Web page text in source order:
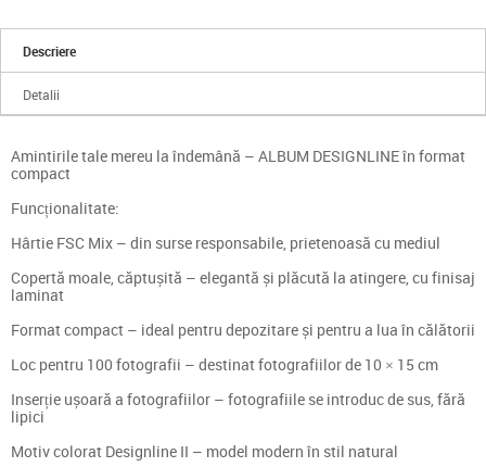
Descriere
Detalii
Amintirile tale mereu la îndemână – ALBUM DESIGNLINE în format
compact
Funcționalitate:
Hârtie FSC Mix – din surse responsabile, prietenoasă cu mediul
Copertă moale, căptușită – elegantă și plăcută la atingere, cu finisaj
laminat
Format compact – ideal pentru depozitare și pentru a lua în călătorii
Loc pentru 100 fotografii – destinat fotografiilor de 10 × 15 cm
Inserție ușoară a fotografiilor – fotografiile se introduc de sus, fără
lipici
Motiv colorat Designline II – model modern în stil natural